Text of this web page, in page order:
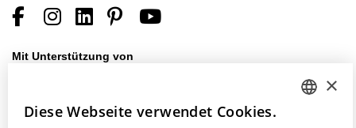
Mit Unterstützung von
×
Diese Webseite verwendet Cookies.